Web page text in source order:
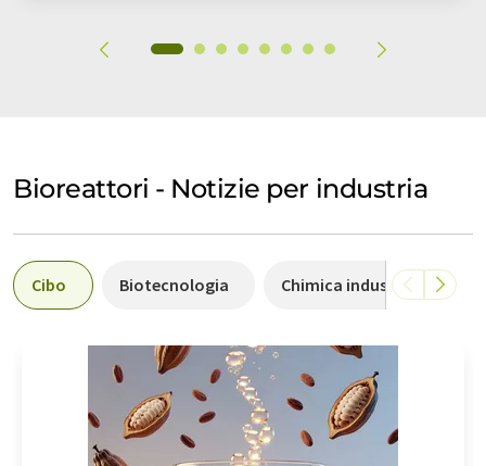
Bioreattori - Notizie per industria
Cibo Biotecnologia Chimica industriale